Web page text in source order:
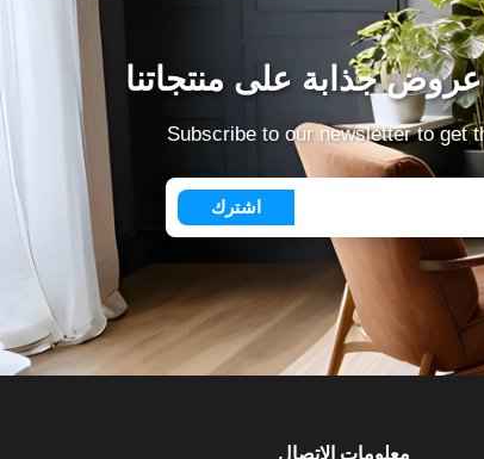
جذابة على منتجاتنا
Subscribe to our newsletter to get
اشترك
معلومات الاتصال